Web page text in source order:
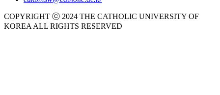
COPYRIGHT ⓒ 2024 THE CATHOLIC UNIVERSITY OF
KOREA ALL RIGHTS RESERVED